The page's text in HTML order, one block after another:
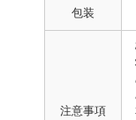
包装
注意事項